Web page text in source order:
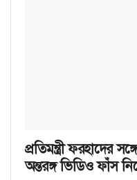
প্রতিমন্ত্রী ফরহাদের
অন্তরঙ্গ ভিডিও ফাঁস